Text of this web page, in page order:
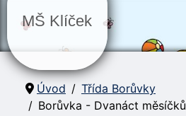
MŠ Klíček
Úvod
Třída Borůvky
Borůvka - Dvanáct měsíčků